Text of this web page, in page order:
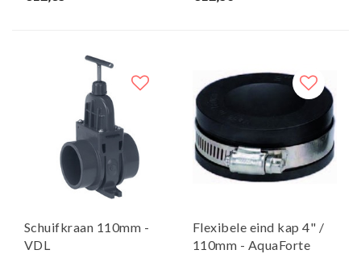
Schuifkraan 110mm -
VDL
Flexibele eind kap 4" /
110mm - AquaForte